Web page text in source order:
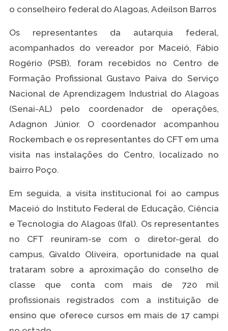
o conselheiro federal do Alagoas, Adeilson Barros
Os representantes da autarquia federal,
acompanhados do vereador por Maceió, Fábio
Rogério (PSB), foram recebidos no Centro de
Formação Profissional Gustavo Paiva do Serviço
Nacional de Aprendizagem Industrial do Alagoas
(Senai-AL) pelo coordenador de operações,
Adagnon Júnior. O coordenador acompanhou
Rockembach e os representantes do CFT em uma
visita nas instalações do Centro, localizado no
bairro Poço.
Em seguida, a visita institucional foi ao campus
Maceió do Instituto Federal de Educação, Ciência
e Tecnologia do Alagoas (Ifal). Os representantes
no CFT reuniram-se com o diretor-geral do
campus, Givaldo Oliveira, oportunidade na qual
trataram sobre a aproximação do conselho de
classe que conta com mais de 720 mil
profissionais registrados com a instituição de
ensino que oferece cursos em mais de 17 campi